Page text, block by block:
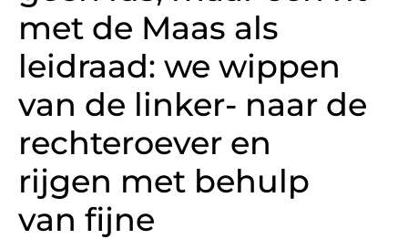
met de Maas als
leidraad: we wippen
van de linker- naar de
rechteroever en
rijgen met behulp
van fijne